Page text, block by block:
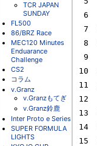
TCR JAPAN
SUNDAY
FL500
86/BRZ Race
MEC120 Minutes
Enduarance
Challenge
CS2
コラム
v.Granz
v.Granzもてぎ
v.Granz鈴鹿
Inter Proto e Series
SUPER FORMULA
LIGHTS
10
11
12
13
14
15